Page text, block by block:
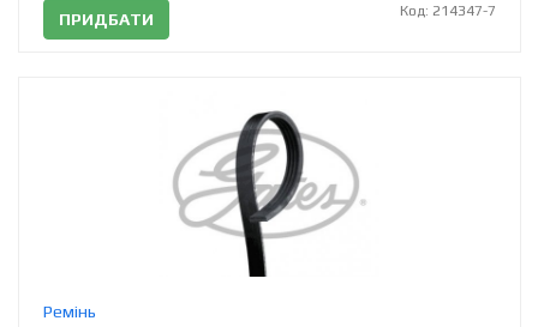
ПРИДБАТИ Код: 214347-7
Ремінь